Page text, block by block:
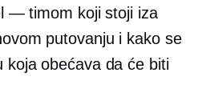
— timom koji stoji iza
putovanju i kako se
koja obećava da će biti